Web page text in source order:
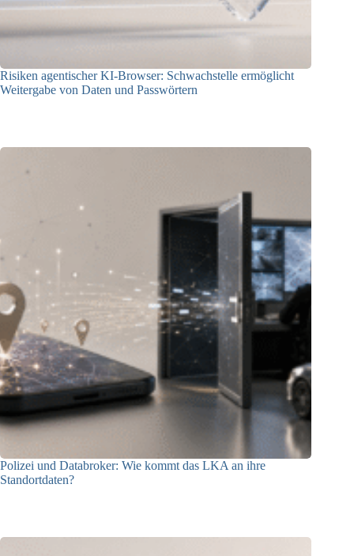
Risiken agentischer KI-Browser: Schwachstelle ermöglicht
Weitergabe von Daten und Passwörtern
Polizei und Databroker: Wie kommt das LKA an ihre
Standortdaten?